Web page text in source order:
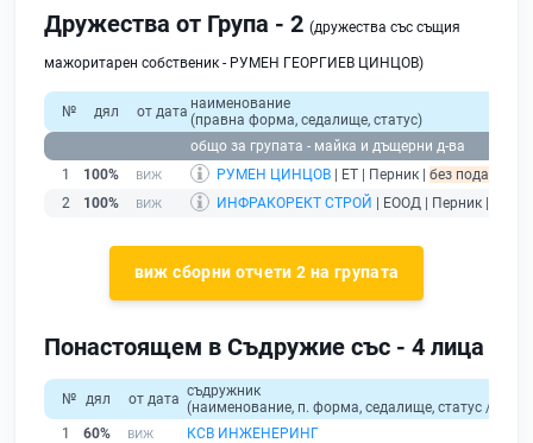
Дружества от Група - 2 (дружества със същия
мажоритарен собственик - РУМЕН ГЕОРГИЕВ ЦИНЦОВ)
№ дял от дата наименование
(правна форма, седалище, статус)
общо за групата - майка и дъщерни д-ва
1
100% РУМЕН ЦИНЦОВ | ЕТ | Перник | без подаден
2
100% ИНФРАКОРЕКТ СТРОЙ | ЕООД | Перник |
виж сборни отчети 2 на групата
Понастоящем в Съдружие със - 4 лица
№ дял от дата съдружник
(наименование, п. форма, седалище, статус /
1
60%
КСВ ИНЖЕНЕРИНГ